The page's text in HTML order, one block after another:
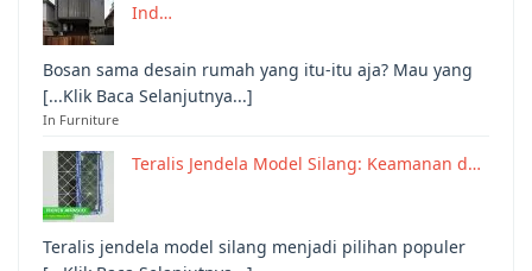
Ind…
Bosan sama desain rumah yang itu-itu aja? Mau yang
[...Klik Baca Selanjutnya...]
In Furniture
Teralis Jendela Model Silang: Keamanan d…
Teralis jendela model silang menjadi pilihan populer